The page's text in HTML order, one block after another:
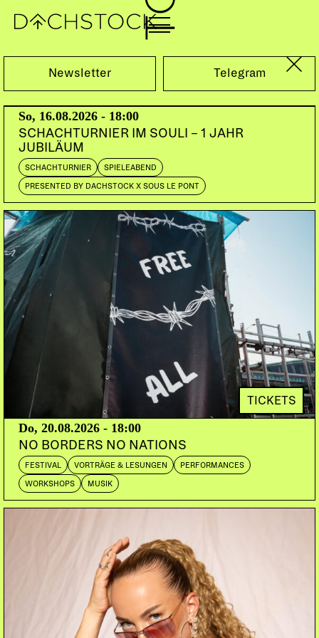
Sa, 11.09.2021
AL PRIDE
RAY DRMA Zürich
VORVERKAUF:
PETZI.CH
ABENDKASSE:
26.-
Newsletter Telegram
So, 16.08.2026 - 18:00
SCHACHTURNIER IM SOULI – 1 JAHR
JUBILÄUM
SCHACHTURNIER SPIELEABEND
PRESENTED BY DACHSTOCK X SOUS LE PONT
TICKETS
Do, 20.08.2026 - 18:00
NO BORDERS NO NATIONS
FESTIVAL VORTRÄGE & LESUNGEN PERFORMANCES
WORKSHOPS MUSIK